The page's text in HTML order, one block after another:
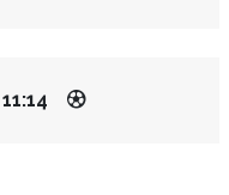
11:14